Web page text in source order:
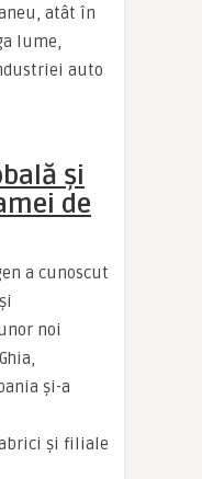
atât în
lume,
auto
și
de
a cunoscut
noi
și-a
și filiale